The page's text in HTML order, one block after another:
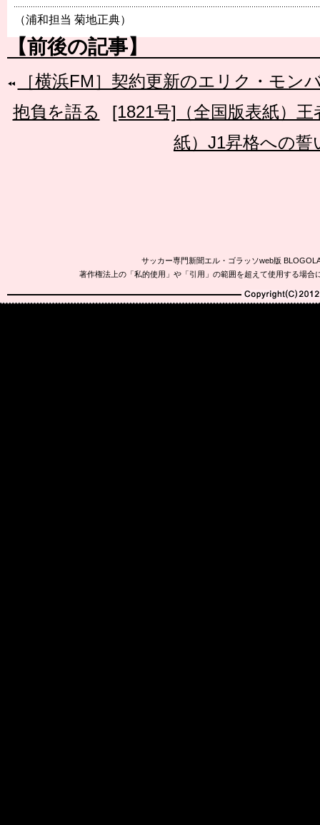
（浦和担当 菊地正典）
【前後の記事】
［横浜FM］契約更新のエリク・モン
抱負を語る
[1821号]（全国版表紙）
紙）J1昇格への誓
サッカー専門新聞エル・ゴラッソweb版
著作権法上の「私的使用」や「引用」の範囲を超えて使用する場
Copyright(C)2010-